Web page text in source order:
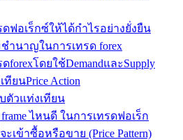
ฟอเร็กซ์ให้ได้กำไรอย่างยั่งยืน
ำนาญในการเทรด forex
forexโดยใช้DemandและSupply
ยนPrice Action
ตัวแท่งเทียน
ไหนดี ในการเทรดฟอเร็ก
เข้าซื้อหรือขาย (Price Pattern)